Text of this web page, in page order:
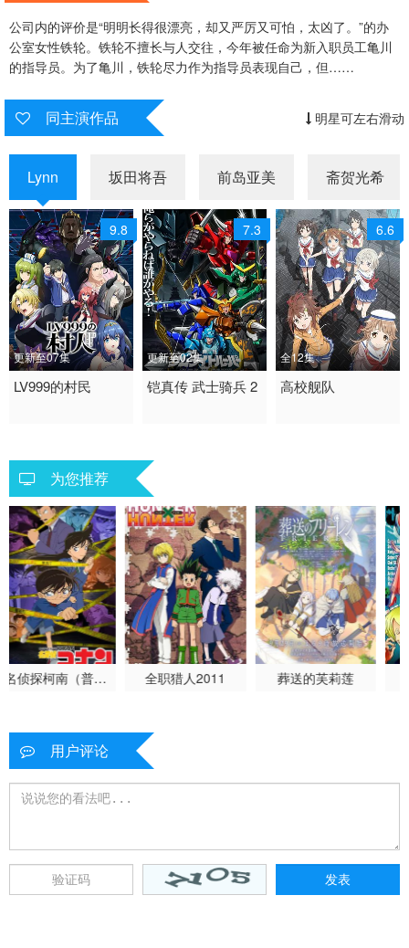
公司内的评价是“明明长得很漂亮，却又严厉又可怕，太凶了。”的办
公室女性铁轮。铁轮不擅长与人交往，今年被任命为新入职员工亀川
的指导员。为了亀川，铁轮尽力作为指导员表现自己，但……
同主演作品 明星可左右滑动
Lynn 坂田将吾 前岛亚美 斋贺光希
9.8
更新至07集
2026 / 日本 / 日语
LV999的村民
7.3
更新至02集
2026 / 日本 / 日语
铠真传 武士骑兵 2
6.6
全12集
2016 / 日本 / 日语
高校舰队
为您推荐
全职猎人2011 葬送的芙莉莲 海贼王
用户评论